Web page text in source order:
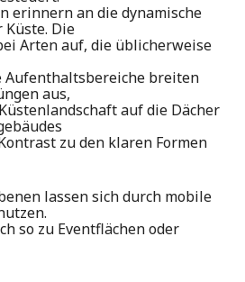
erinnern an die dynamische
Die
Arten auf, die üblicherweise
Aufenthaltsbereiche breiten
aus,
auf die Dächer
zu den klaren Formen
lassen sich durch mobile
so zu Eventflächen oder